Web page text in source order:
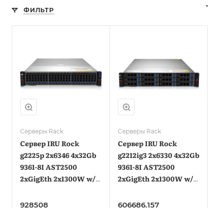
ФИЛЬТР
Серверы Rack
Сервер IRU Rock
g2225p 2x6346 4x32Gb
9361-8I AST2500
2xGigEth 2x1300W w/o
928508
Серверы Rack
Сервер IRU Rock
g2212ig3 2x6330 4x32Gb
9361-8I AST2500
2xGigEth 2x1300W w/o
606686.157